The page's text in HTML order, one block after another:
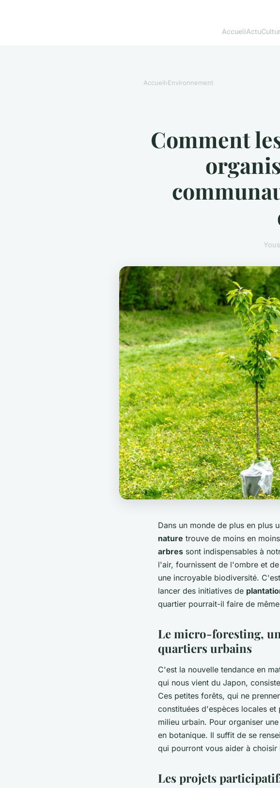
AccueilActu
Accueil›Environnement
Comment
Dans un monde de plus en plus
nature trouve de moins en
arbres sont indispensables à
l'air, fournissent de l'ombre et
une incroyable biodiversité.
lancer des initiatives de
quartier pourrait-il faire de
Le micro-foresting,
quartiers urbains
C'est la nouvelle tendance en
qui nous vient du Japon,
Ces petites forêts, qui ne
constituées d'espèces locales
milieu urbain. Pour organiser
en botanique. Il suffit de se
qui pourront vous aider à
Les projets